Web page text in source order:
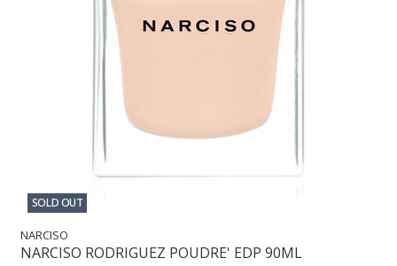
SOLD OUT
NARCISO
NARCISO RODRIGUEZ POUDRE' EDP 90ML